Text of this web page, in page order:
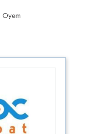
Oyem